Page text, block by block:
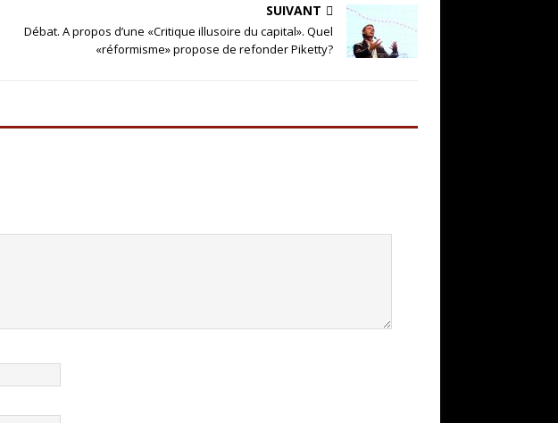
SUIVANT
Débat. A propos d’une «Critique illusoire du capital». Quel
«réformisme» propose de refonder Piketty?